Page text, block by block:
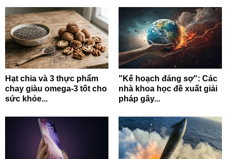
Hạt chia và 3 thực phẩm
chay giàu omega-3 tốt cho
sức khỏe...
"Kế hoạch đáng sợ": Các
nhà khoa học đề xuất giải
pháp gây...